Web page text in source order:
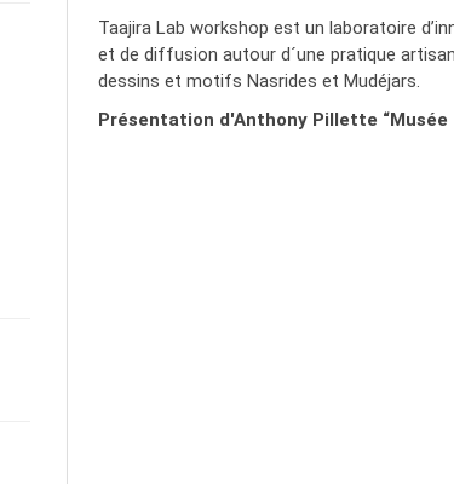
Taajira Lab workshop est un laboratoire
et de diffusion autour d´une pratique
dessins et motifs Nasrides et Mudéjars.
Présentation d'Anthony Pillette